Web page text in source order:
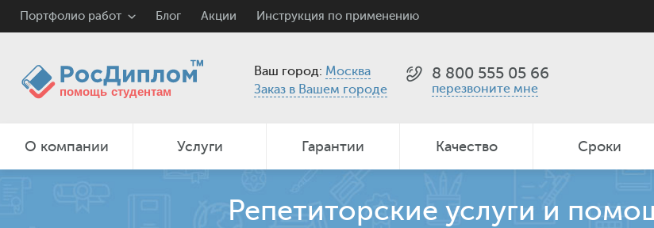
Портфолио работ Блог Акции Инструкция по применению
Ваш город: Москва
Заказ в Вашем городе
8 800 555 05 66
перезвоните мне
О компании Услуги Гарантии Качество Сроки
Репетиторские услуги и